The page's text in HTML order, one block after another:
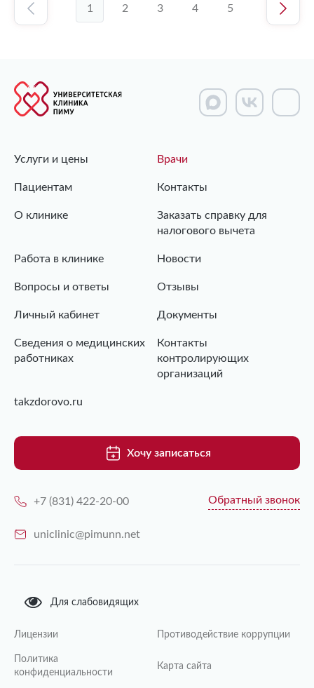
1 2 3 4 5
Услуги и цены Врачи
Пациентам Контакты
О клинике
Заказать справку для
налогового вычета
Работа в клинике Новости
Вопросы и ответы Отзывы
Личный кабинет Документы
Сведения о медицинских
работниках
Контакты
контролирующих
организаций
takzdorovo.ru
Хочу записаться
+7 (831) 422-20-00 Обратный звонок
uniclinic@pimunn.net
Для слабовидящих
Лицензии Противодействие коррупции
Политика
конфиденциальности
Карта сайта